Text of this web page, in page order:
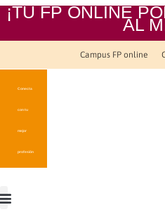
¡TU FP ONLINE
AL
Campus FP online
Conecta
con tu
mejor
profesión